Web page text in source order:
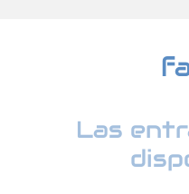
Las